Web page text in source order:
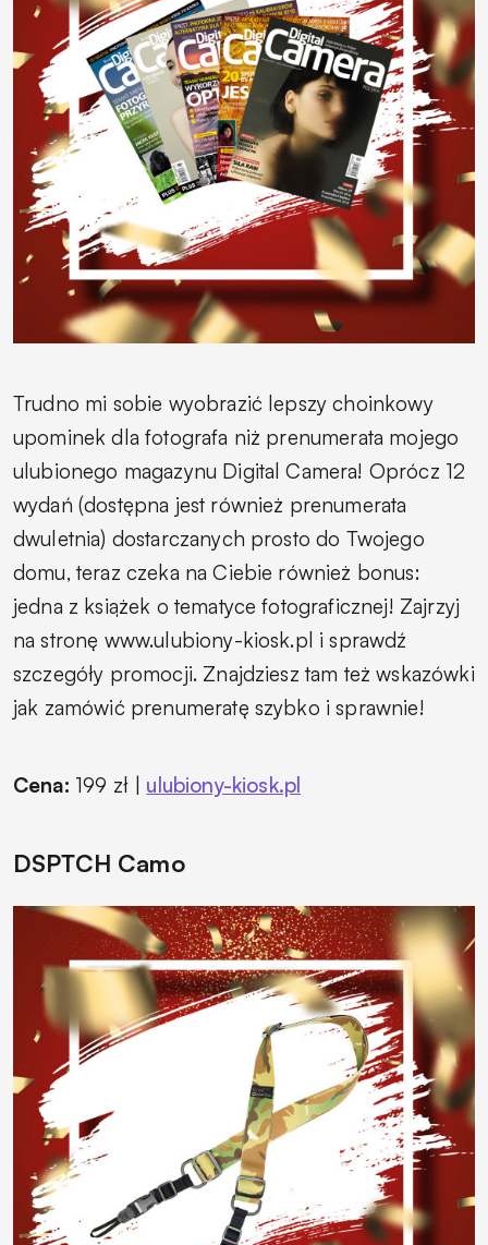
Trudno mi sobie wyobrazić lepszy choinkowy
upominek dla fotografa niż prenumerata mojego
ulubionego magazynu Digital Camera! Oprócz 12
wydań (dostępna jest również prenumerata
dwuletnia) dostarczanych prosto do Twojego
domu, teraz czeka na Ciebie również bonus:
jedna z książek o tematyce fotograficznej! Zajrzyj
na stronę www.ulubiony-kiosk.pl i sprawdź
szczegóły promocji. Znajdziesz tam też wskazówki
jak zamówić prenumeratę szybko i sprawnie!
Cena: 199 zł | ulubiony-kiosk.pl
DSPTCH Camo